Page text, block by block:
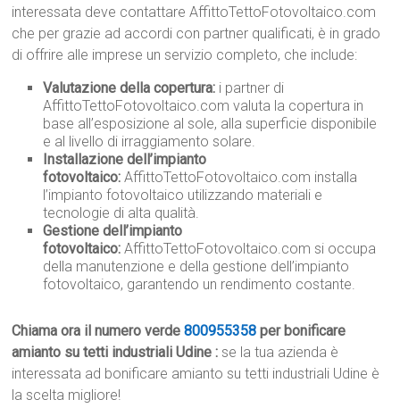
interessata deve contattare AffittoTettoFotovoltaico.com
che per grazie ad accordi con partner qualificati, è in grado
di offrire alle imprese un servizio completo, che include:
Valutazione della copertura: i partner di
AffittoTettoFotovoltaico.com valuta la copertura in
base all’esposizione al sole, alla superficie disponibile
e al livello di irraggiamento solare.
Installazione dell’impianto
fotovoltaico: AffittoTettoFotovoltaico.com installa
l’impianto fotovoltaico utilizzando materiali e
tecnologie di alta qualità.
Gestione dell’impianto
fotovoltaico: AffittoTettoFotovoltaico.com si occupa
della manutenzione e della gestione dell’impianto
fotovoltaico, garantendo un rendimento costante.
Chiama ora il numero verde800955358 per bonificare
amianto su tetti industriali Udine : se la tua azienda è
interessata ad bonificare amianto su tetti industriali Udine è
la scelta migliore!